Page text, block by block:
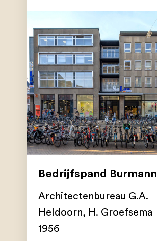
Bedrijfspand Burmann
Architectenbureau G.A.
Heldoorn, H. Groefsema
1956